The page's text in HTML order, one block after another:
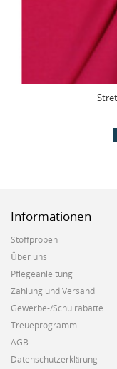
Informationen
Stoffproben
Über uns
Pflegeanleitung
Zahlung und Versand
Gewerbe-/Schulrabatte
Treueprogramm
AGB
Datenschutzerklärung